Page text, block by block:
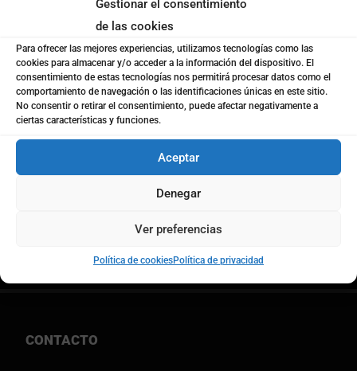
Gestionar el consentimiento
de las cookies
Para ofrecer las mejores experiencias, utilizamos tecnologías como las
cookies para almacenar y/o acceder a la información del dispositivo. El
consentimiento de estas tecnologías nos permitirá procesar datos como el
comportamiento de navegación o las identificaciones únicas en este sitio.
No consentir o retirar el consentimiento, puede afectar negativamente a
ciertas características y funciones.
Aceptar
Denegar
Ver preferencias
Política de cookiesPolítica de privacidad
Política de privacidad*
He leído y acepto los términos de lapolítica de
Privacidad de Coto Consulting
Notificaciones
Consulting. (newsletters, cursos, informes, etc)
CONTACTO